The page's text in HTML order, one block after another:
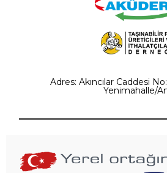
Adres: Akıncılar Caddesi
Yenimahalle/